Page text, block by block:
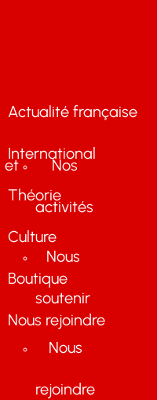
et Nos
activités
Nous
soutenir
Nous
rejoindre
Actualité française
International
Théorie
Culture
Boutique
Nous rejoindre